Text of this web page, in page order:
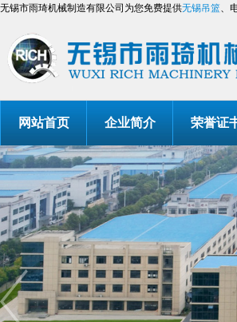
无锡市雨琦机械制造有限公司为您免费提供无锡吊篮、
网站首页 企业简介 荣誉证